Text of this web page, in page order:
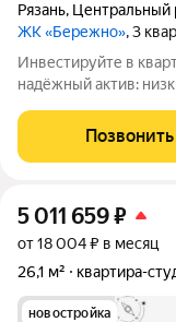
Рязань, Центральный
ЖК «Бережно», 3
Инвестируйте в
надёжный актив:
Жилой квартал «Бережно» это проект
созданный с
Позвонить
5 011 659₽
от 18 004 ₽ в месяц
26,1 м²
квартира-
новостройка